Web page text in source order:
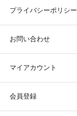
プライバシーポリシー
お問い合わせ
マイアカウント
会員登録